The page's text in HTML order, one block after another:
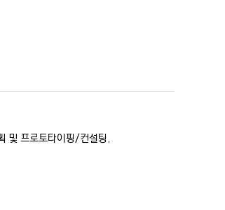
및 프로토타이핑/컨설팅,